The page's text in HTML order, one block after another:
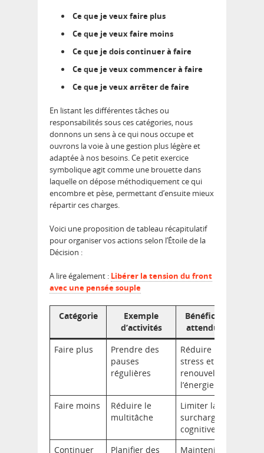
Ce que je veux faire plus
Ce que je veux faire moins
Ce que je dois continuer à faire
Ce que je veux commencer à faire
Ce que je veux arrêter de faire
En listant les différentes tâches ou
responsabilités sous ces catégories, nous
donnons un sens à ce qui nous occupe et
ouvrons la voie à une gestion plus légère et
adaptée à nos besoins. Ce petit exercice
symbolique agit comme une brouette dans
laquelle on dépose méthodiquement ce qui
encombre et pèse, permettant d’ensuite mieux
répartir ces charges.
Voici une proposition de tableau récapitulatif
pour organiser vos actions selon l’Étoile de la
Décision :
A lire également : Libérer la tension du front
avec une pensée souple
Catégorie
Exemple
d’activités
Bénéfice
attendu
Faire plus
Prendre des
pauses
régulières
Réduire le
stress et
renouveler
l’énergie
Faire moins
Réduire le
multitâche
Limiter la
surcharge
cognitive
Continuer
Planifier des Maintenir